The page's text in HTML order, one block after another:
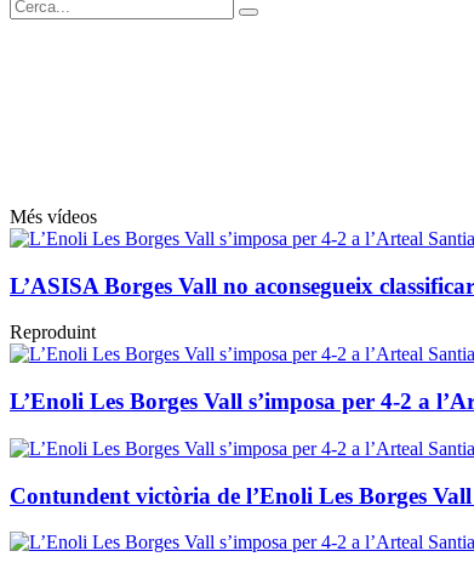
Més vídeos
L’ASISA Borges Vall no aconsegueix
Reproduint
L’Enoli Les Borges Vall s’imposa per 4-2 a
Contundent victòria de l’Enoli Les Borges